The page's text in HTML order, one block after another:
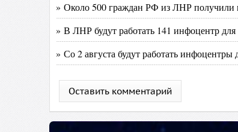
» Около 500 граждан РФ из ЛНР получили
» В ЛНР будут работать 141 инфоцентр
» Со 2 августа будут работать
Оставить комментарий